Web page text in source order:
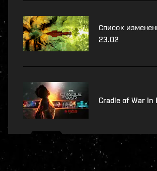
Список
23.02
Cradle of War In